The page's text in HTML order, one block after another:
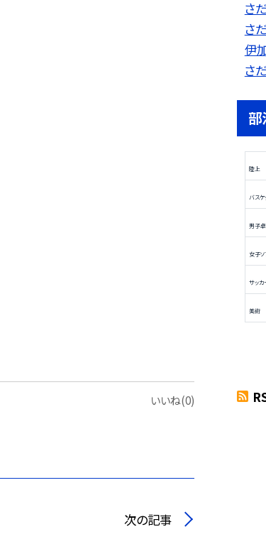
いいね(0)
次の記事
さ
さ
伊
さ
部
陸上
バスケ
男子
女子ソ
サッカ
美術